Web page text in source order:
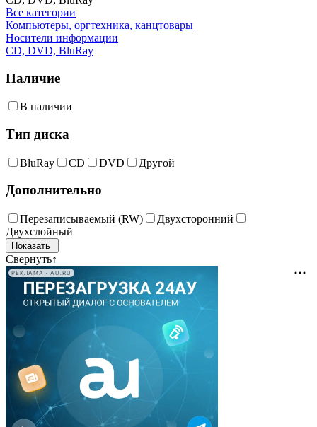
Все категории
Компьютеры, оргтехника, канцтовары
Носители информации
CD, DVD, BluRay
Наличие
В наличии
Тип диска
BluRay CD DVD Другой
Дополнительно
Перезаписываемый (RW)
Двухсторонний
Двухслойный
Свернуть↑
РЕКЛАМА • AU.RU